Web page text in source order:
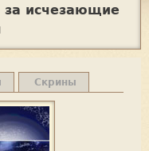
за исчезающие
Скрины